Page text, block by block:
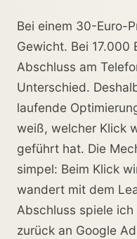
Bei einem 30-Euro-
Gewicht. Bei 17.000
Abschluss am
Unterschied.
laufende
weiß, welcher Klick
geführt hat. Die
simpel: Beim Klick
wandert mit dem
Abschluss spiele
zurück an Google